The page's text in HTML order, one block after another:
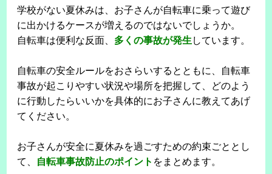
学校がない夏休みは、お子さんが自転車に乗って遊び
に出かけるケースが増えるのではないでしょうか。
自転車は便利な反面、 多くの事故が発生しています。
自転車の安全ルールをおさらいするとともに、自転車
事故が起こりやすい状況や場所を把握して、どのよう
に行動したらいいかを具体的にお子さんに教えてあげ
てください。
お子さんが安全に夏休みを過ごすための約束ごととし
て、
自転車事故防止のポイント をまとめます。